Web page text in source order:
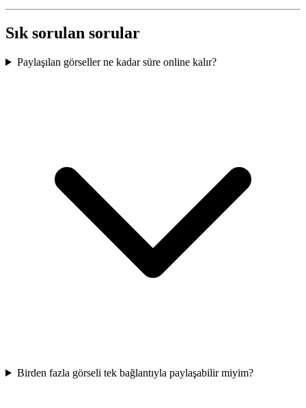
Sık sorulan sorular
Paylaşılan görseller ne kadar süre online kalır?
Birden fazla görseli tek bağlantıyla paylaşabilir miyim?